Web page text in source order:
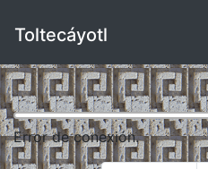
Toltecáyotl
Error de conexión.